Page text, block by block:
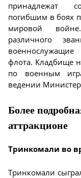
принадлежат
погибшим в боях
мировой
различного
военнослужащие
флота. Кладбище
по военным
ведении
Более
аттракционе
Тринкомали во
Тринкомали